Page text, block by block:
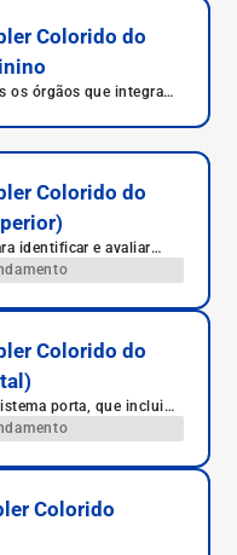
Colorido do
os órgãos que integram
Colorido do
identificar e avaliar
superior.
Colorido do
porta, que inclui
intestino, baço,
Colorido